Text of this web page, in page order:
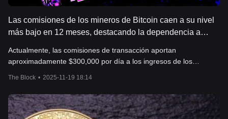
Las comisiones de los mineros de Bitcoin caen a su nivel
más bajo en 12 meses, destacando la dependencia a
Actualmente, las comisiones de transacción aportan
aproximadamente $300,000 por día a los ingresos de los
Insights de The Block.
The Block • 2025-11-19 18:14